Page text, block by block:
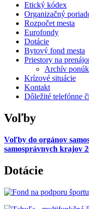
Etický kódex
Organizačný
Rozpočet mesta
Eurofondy
Dotácie
Bytový fond mesta
Priestory na
Archív ponúk
Krízové situácie
Kontakt
Dôležité telefónne
Voľby
Voľby do orgánov
samosprávnych krajov
Dotácie